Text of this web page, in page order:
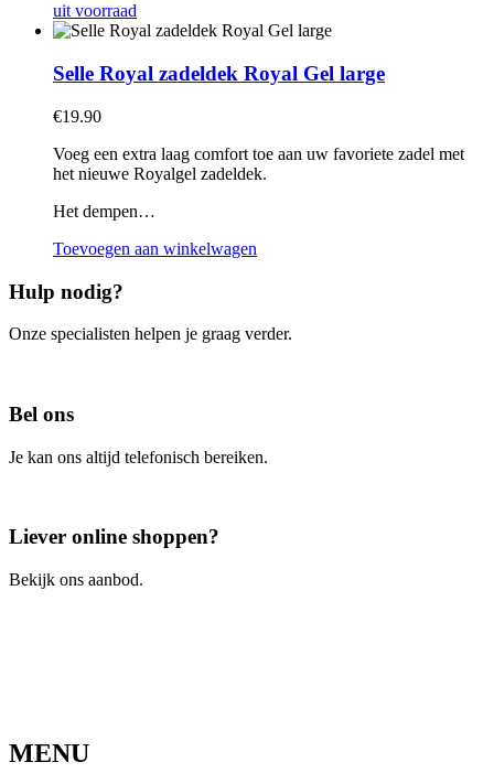
uit voorraad
Selle Royal zadeldek Royal Gel large
€19.90
Voeg een extra laag comfort toe aan uw favoriete zadel met
het nieuwe Royalgel zadeldek.
Het dempen…
Toevoegen aan winkelwagen
Hulp nodig?
Onze specialisten helpen je graag verder.
Bel ons
Je kan ons altijd telefonisch bereiken.
Liever online shoppen?
Bekijk ons aanbod.
MENU